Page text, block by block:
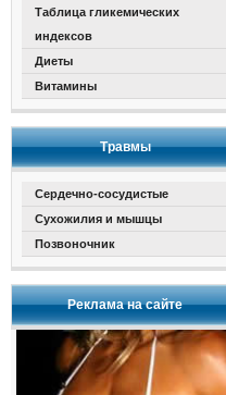
Таблица гликемических
индексов
Диеты
Витамины
Травмы
Сердечно-сосудистые
Сухожилия и мышцы
Позвоночник
Реклама на сайте